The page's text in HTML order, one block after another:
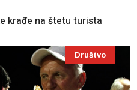
krađe na štetu turista
Društvo